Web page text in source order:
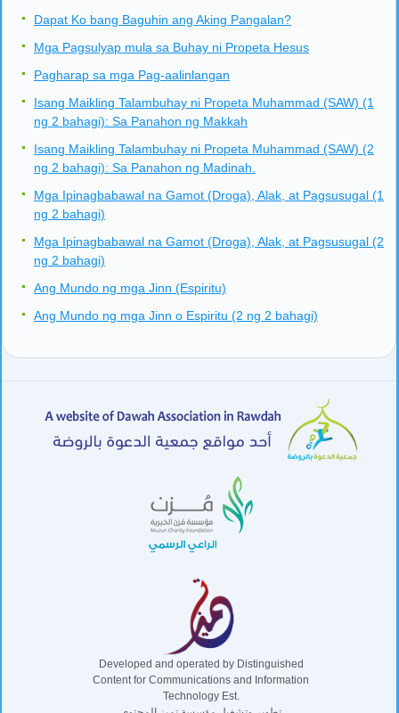
Dapat Ko bang Baguhin ang Aking Pangalan?
Mga Pagsulyap mula sa Buhay ni Propeta Hesus
Pagharap sa mga Pag-aalinlangan
Isang Maikling Talambuhay ni Propeta Muhammad (SAW) (1
ng 2 bahagi): Sa Panahon ng Makkah
Isang Maikling Talambuhay ni Propeta Muhammad (SAW) (2
ng 2 bahagi): Sa Panahon ng Madinah.
Mga Ipinagbabawal na Gamot (Droga), Alak, at Pagsusugal (1
ng 2 bahagi)
Mga Ipinagbabawal na Gamot (Droga), Alak, at Pagsusugal (2
ng 2 bahagi)
Ang Mundo ng mga Jinn (Espiritu)
Ang Mundo ng mga Jinn o Espiritu (2 ng 2 bahagi)
Developed and operated by Distinguished
Content for Communications and Information
Technology Est.